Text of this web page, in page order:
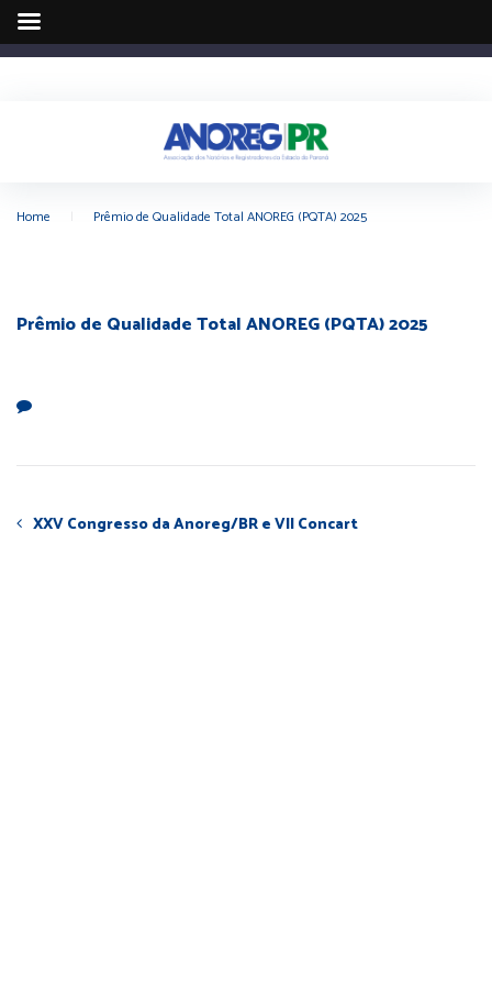
Home Prêmio de Qualidade Total ANOREG (PQTA) 2025
Prêmio de Qualidade Total ANOREG (PQTA) 2025
XXV Congresso da Anoreg/BR e VII Concart